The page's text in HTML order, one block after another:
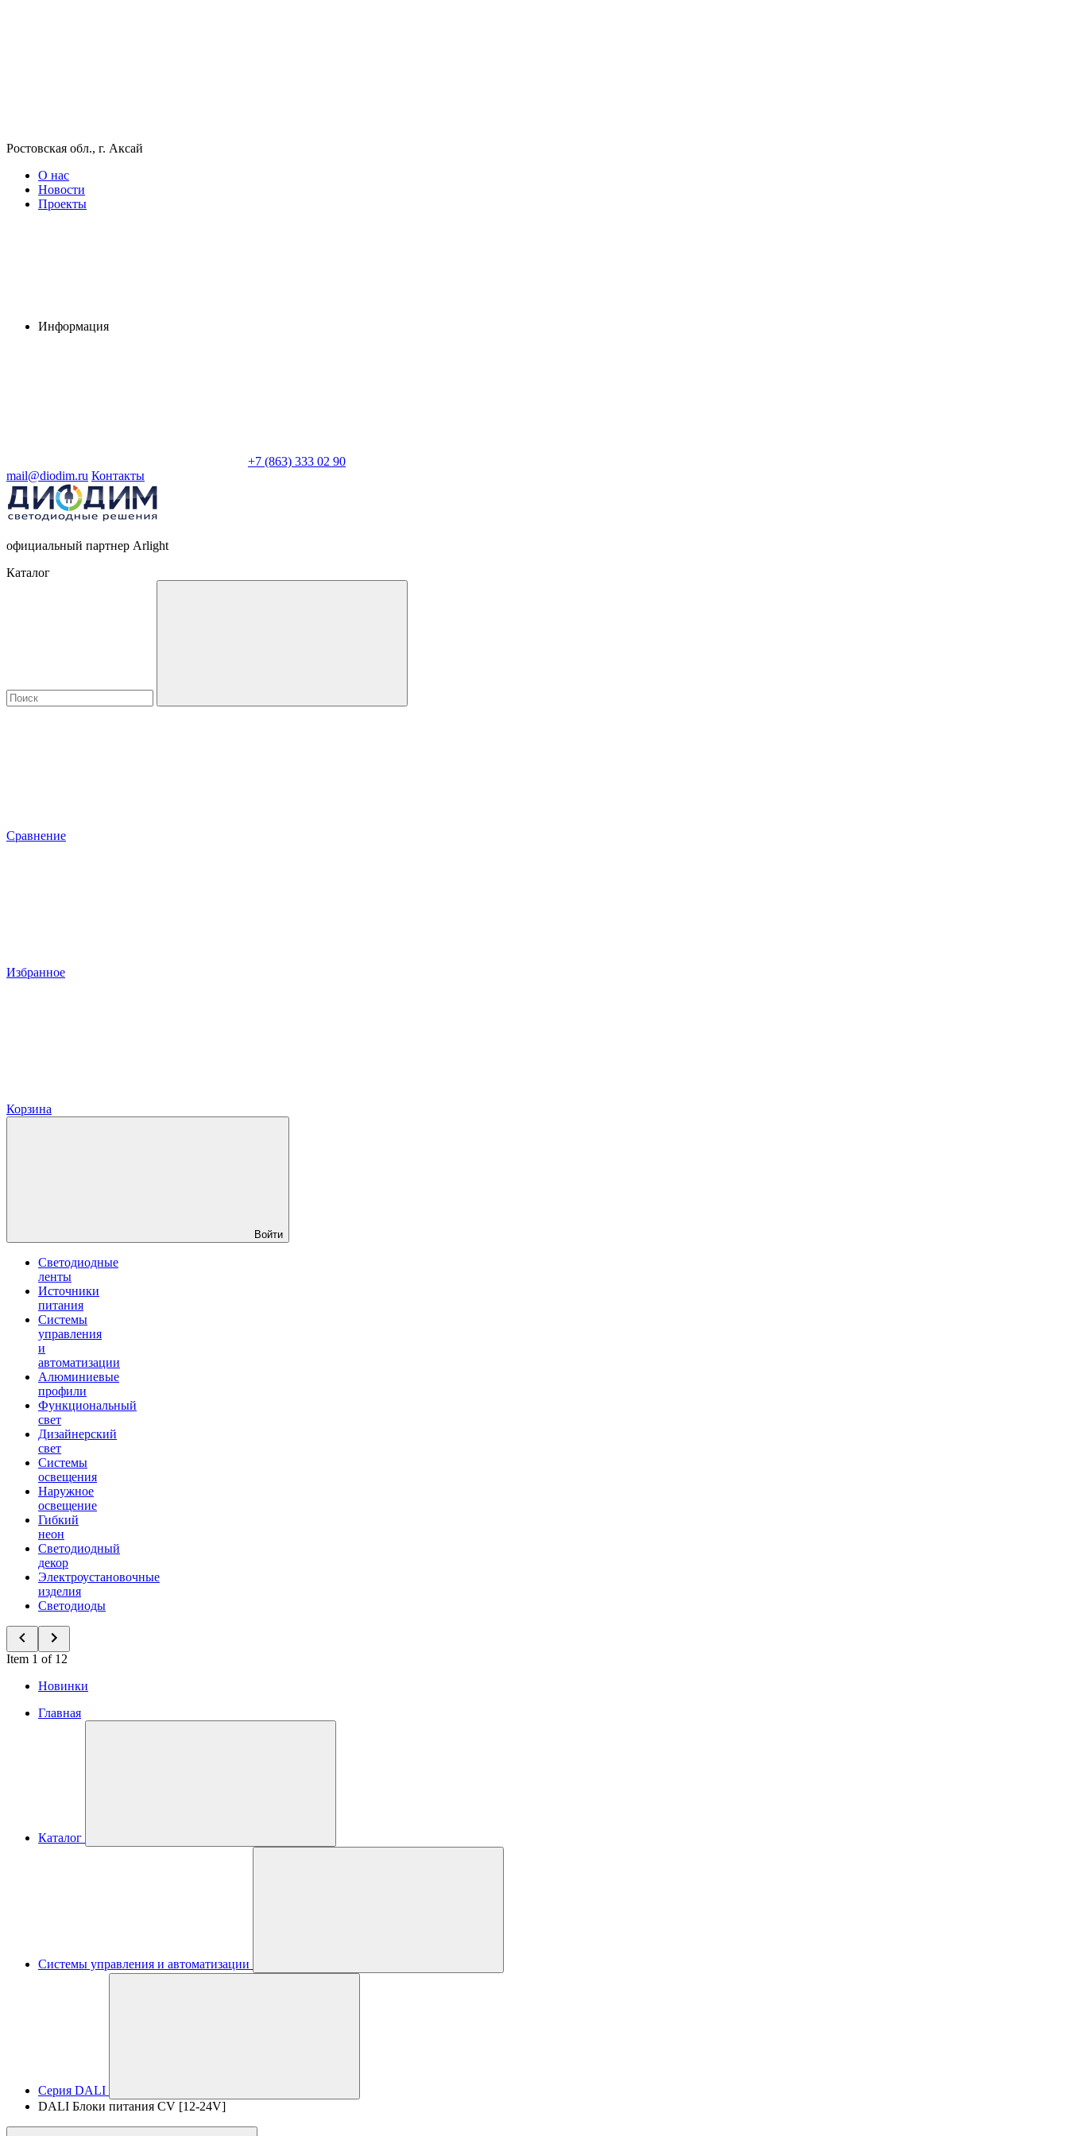
Ростовская обл., г. Аксай
О нас
Новости
Проекты
Информация
+7 (863) 333 02 90
mail@diodim.ru Контакты
официальный партнер Arlight
Каталог
Сравнение
Избранное
Корзина
Войти
Светодиодные
ленты
Источники
питания
Системы
управления
и
автоматизации
Алюминиевые
профили
Функциональный
свет
Дизайнерский
свет
Системы
освещения
Наружное
освещение
Гибкий
неон
Светодиодный
декор
Электроустановочные
изделия
Светодиоды
Item 1 of 12
Новинки
Главная
Каталог
Системы управления и автоматизации
Серия DALI
DALI Блоки питания CV [12-24V]